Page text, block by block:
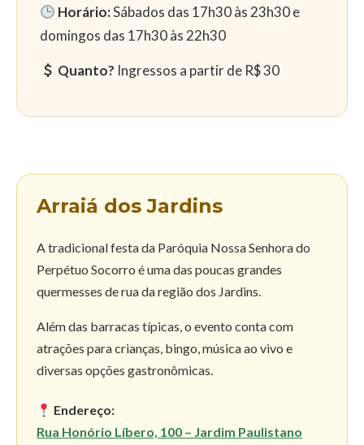
Horário:Sábados das 17h30 às 23h30 e
domingos das 17h30 às 22h30
Quanto? Ingressos a partir de R$ 30
Arraiá dos Jardins
A tradicional festa da Paróquia Nossa Senhora do
Perpétuo Socorro é uma das poucas grandes
quermesses de rua da região dos Jardins.
Além das barracas típicas, o evento conta com
atrações para crianças, bingo, música ao vivo e
diversas opções gastronômicas.
Endereço:
Rua Honório Líbero, 100 – Jardim Paulistano